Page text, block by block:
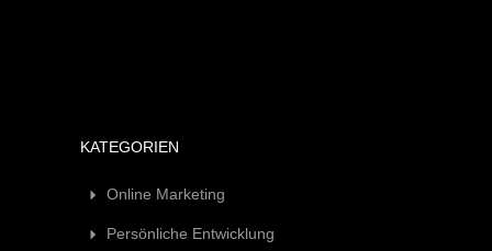
KATEGORIEN
Online Marketing
Persönliche Entwicklung